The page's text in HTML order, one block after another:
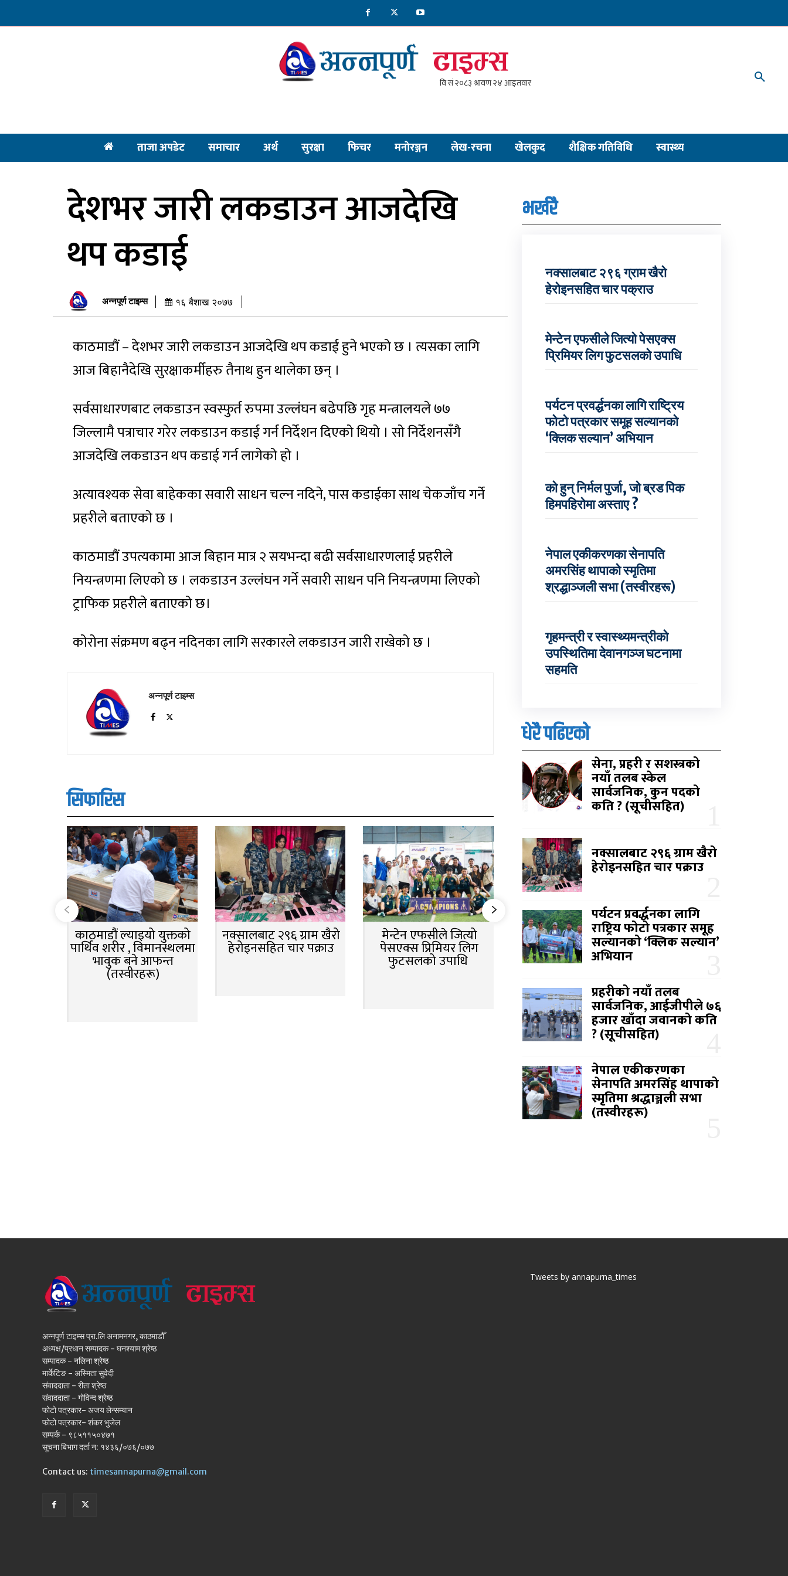
ताजा अपडेट समाचार अर्थ सुरक्षा फिचर मनाेरञ्जन लेख-रचना खेलकुद शैक्षिक गतिविधि स्वास्थ्य
देशभर जारी लकडाउन आजदेखि
थप कडाई
अन्नपूर्ण टाइम्स १६ बैशाख २०७७
काठमाडौं – देशभर जारी लकडाउन आजदेखि थप कडाई हुने भएको छ । त्यसका लागि
आज बिहानैदेखि सुरक्षाकर्मीहरु तैनाथ हुन थालेका छन् ।
सर्वसाधारणबाट लकडाउन स्वस्फुर्त रुपमा उल्लंघन बढेपछि गृह मन्त्रालयले ७७
जिल्लामै पत्राचार गरेर लकडाउन कडाई गर्न निर्देशन दिएको थियो । सो निर्देशनसँगै
आजदेखि लकडाउन थप कडाई गर्न लागेको हो ।
अत्यावश्यक सेवा बाहेकका सवारी साधन चल्न नदिने, पास कडाईका साथ चेकजाँच गर्ने
प्रहरीले बताएको छ ।
काठमाडौं उपत्यकामा आज बिहान मात्र २ सयभन्दा बढी सर्वसाधारणलाई प्रहरीले
नियन्त्रणमा लिएको छ । लकडाउन उल्लंघन गर्ने सवारी साधन पनि नियन्त्रणमा लिएको
ट्राफिक प्रहरीले बताएको छ।
कोरोना संक्रमण बढ्न नदिनका लागि सरकारले लकडाउन जारी राखेको छ ।
अन्नपूर्ण टाइम्स
सिफारिस
काठमाडौं ल्याइयो युक्तको
पार्थिव शरीर , विमानस्थलमा
भावुक बने आफन्त
(तस्वीरहरू)
नक्सालबाट २९६ ग्राम खैरो
हेरोइनसहित चार पक्राउ
मेन्टेन एफसीले जित्यो
पेसएक्स प्रिमियर लिग
फुटसलको उपाधि
भर्खरै
नक्सालबाट २९६ ग्राम खैरो
हेरोइनसहित चार पक्राउ
मेन्टेन एफसीले जित्यो पेसएक्स
प्रिमियर लिग फुटसलको उपाधि
पर्यटन प्रवर्द्धनका लागि राष्ट्रिय
फोटो पत्रकार समूह सल्यानको
‘क्लिक सल्यान’ अभियान
को हुन् निर्मल पुर्जा, जो ब्रड पिक
हिमपहिरोमा अस्ताए ?
नेपाल एकीकरणका सेनापति
अमरसिंह थापाको स्मृतिमा
श्रद्धाञ्जली सभा (तस्वीरहरू)
गृहमन्त्री र स्वास्थ्यमन्त्रीको
उपस्थितिमा देवानगञ्ज घटनामा
सहमति
धेरै पढिएको
सेना, प्रहरी र सशस्त्रको
नयाँ तलब स्केल
सार्वजनिक, कुन पदको
कति ? (सूचीसहित)
नक्सालबाट २९६ ग्राम खैरो
हेरोइनसहित चार पक्राउ
पर्यटन प्रवर्द्धनका लागि
राष्ट्रिय फोटो पत्रकार समूह
सल्यानको ‘क्लिक सल्यान’
अभियान
प्रहरीको नयाँ तलब
सार्वजनिक, आईजीपीले ७६
हजार खाँदा जवानको कति
? (सूचीसहित)
नेपाल एकीकरणका
सेनापति अमरसिंह थापाको
स्मृतिमा श्रद्धाञ्जली सभा
(तस्वीरहरू)
अन्नपूर्ण टाइम्स प्रा.लि अनामनगर, काठमाडौँ
अध्यक्ष/प्रधान सम्पादक - घनश्याम श्रेष्ठ
सम्पादक - नलिना श्रेष्ठ
मार्केटिङ - अस्मिता सुवेदी
संवाददाता - रीता श्रेष्ठ
संवाददाता - गोविन्द श्रेष्ठ
फोटो पत्रकार- अजय लेन्सम्यान
फोटो पत्रकार- शंकर भुजेल
सम्पर्क - ९८५११५०४७१
सूचना बिभाग दर्ता न: १४३६/०७६/०७७
Contact us: timesannapurna@gmail.com
Tweets by annapurna_times